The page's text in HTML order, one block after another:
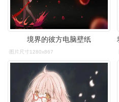
境界的彼方电脑壁纸
图片尺寸1280x867